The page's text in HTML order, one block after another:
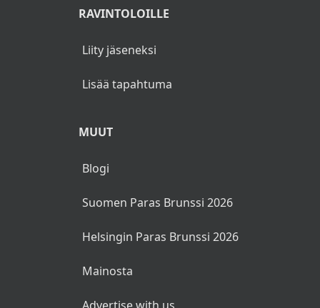
RAVINTOLOILLE
Liity jäseneksi
Lisää tapahtuma
MUUT
Blogi
Suomen Paras Brunssi 2026
Helsingin Paras Brunssi 2026
Mainosta